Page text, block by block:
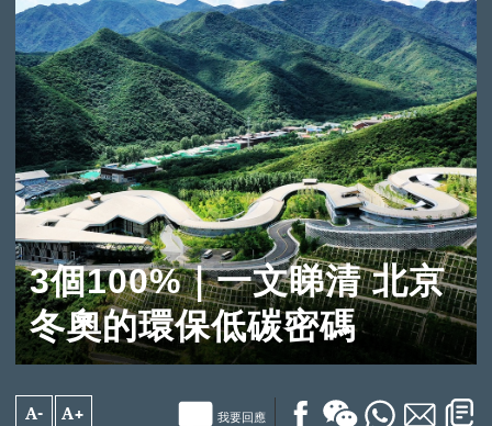
3個100%｜一文睇清 北京
冬奧的環保低碳密碼
A- A+ 我要回應